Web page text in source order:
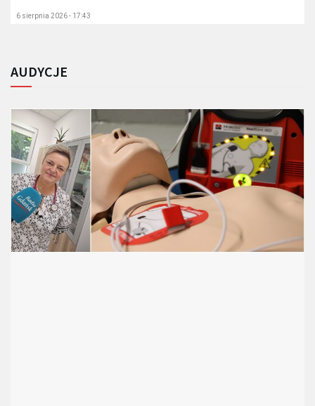
6 sierpnia 2026 - 17:43
AUDYCJE